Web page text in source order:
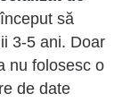
să
3-5 ani. Doar
nu folosesc o
de date